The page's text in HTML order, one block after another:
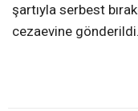
şartıyla serbest
cezaevine gönderildi.